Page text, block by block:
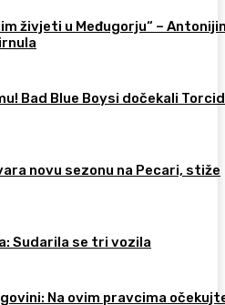
živjeti u Međugorju“ –
Bad Blue Boysi dočekali
novu sezonu na Pecari, stiže
Sudarila se tri vozila
Na ovim pravcima